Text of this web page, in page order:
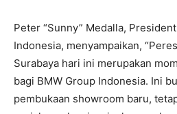
Peter “Sunny” Medalla,
Indonesia, menyampaikan,
Surabaya hari ini merupakan
bagi BMW Group Indonesia. Ini
pembukaan showroom baru,